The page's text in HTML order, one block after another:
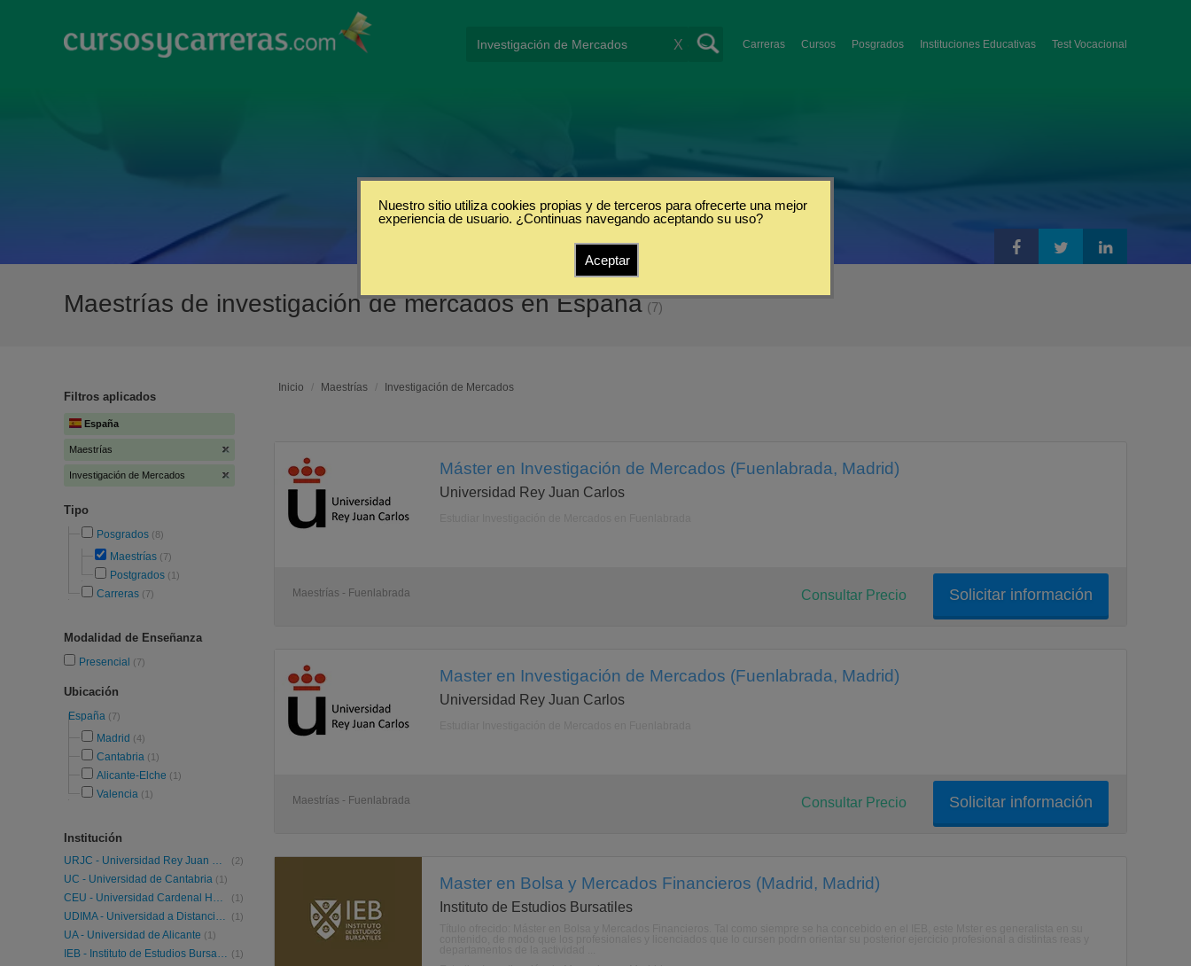
Carreras Cursos Posgrados Instituciones Educativas Test Vocacional
X
Maestrías de investigación de mercados en España (7)
Filtros aplicados
España
Maestrías
Investigación de Mercados
Tipo
Posgrados (8)
Maestrías (7)
Postgrados (1)
Carreras (7)
Modalidad de Enseñanza
Presencial (7)
Ubicación
España (7)
Madrid (4)
Cantabria (1)
Alicante-Elche (1)
Valencia (1)
Institución
URJC - Universidad Rey Juan Carlos (2)
UC - Universidad de Cantabria (1)
CEU - Universidad Cardenal Herrera (1)
UDIMA - Universidad a Distancia de Madrid (1)
UA - Universidad de Alicante (1)
IEB - Instituto de Estudios Bursatiles (1)
Inicio / Maestrías / Investigación de Mercados
Máster en Investigación de Mercados (Fuenlabrada, Madrid)
Universidad Rey Juan Carlos
Maestrías - Fuenlabrada Solicitar información
Consultar Precio
Master en Investigación de Mercados (Fuenlabrada, Madrid)
Universidad Rey Juan Carlos
Maestrías - Fuenlabrada Solicitar información
Consultar Precio
Master en Bolsa y Mercados Financieros (Madrid, Madrid)
Instituto de Estudios Bursatiles
Nuestro sitio utiliza cookies propias y de terceros para ofrecerte una mejor
experiencia de usuario. ¿Continuas navegando aceptando su uso?
Aceptar